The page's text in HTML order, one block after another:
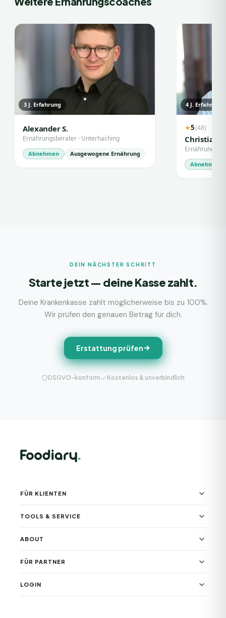
3 J. Erfahrung
Alexander S.
Ernährungsberater · Unterhaching
Abnehmen Ausgewogene Ernährung
4J. Erfahrung
★5(48)
Christian
Abnehmen
DEIN NÄCHSTER SCHRITT
Starte jetzt — deine Kasse zahlt.
Deine Krankenkasse zahlt möglicherweise bis zu 100%.
Wir prüfen den genauen Betrag für dich.
Erstattung prüfen
DSGVO-konform Kostenlos & unverbindlich
FÜR KLIENTEN
TOOLS & SERVICE
ABOUT
FÜR PARTNER
LOGIN